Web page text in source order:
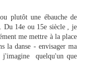
plutôt une ébauche de
Du 14e ou 15e siècle , je
me mettre à la place
la danse - envisager ma
quelqu'un que